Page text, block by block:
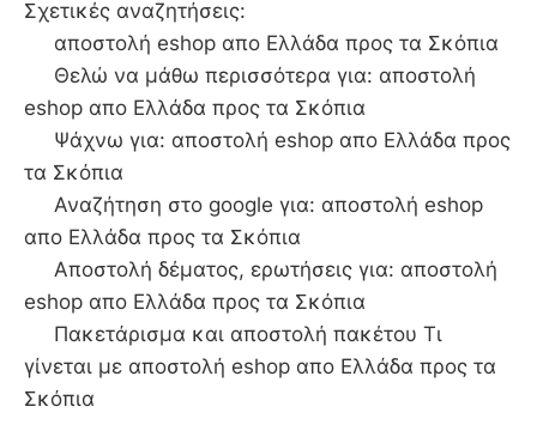
Σχετικές αναζητήσεις:
αποστολή eshop απο Ελλάδα προς τα Σκόπια
Θελώ να μάθω περισσότερα για: αποστολή
eshop απο Ελλάδα προς τα Σκόπια
Ψάχνω για: αποστολή eshop απο Ελλάδα προς
τα Σκόπια
Αναζήτηση στο google για: αποστολή eshop
απο Ελλάδα προς τα Σκόπια
Αποστολή δέματος, ερωτήσεις για: αποστολή
eshop απο Ελλάδα προς τα Σκόπια
Πακετάρισμα και αποστολή πακέτου Τι
γίνεται με αποστολή eshop απο Ελλάδα προς τα
Σκόπια